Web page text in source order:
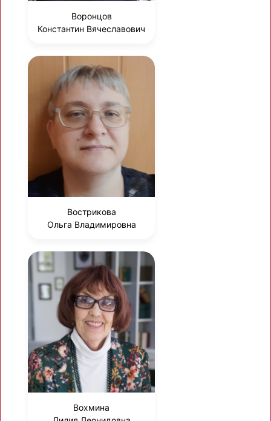
Воронцов
Константин Вячеславович
Вострикова
Ольга Владимировна
Вохмина